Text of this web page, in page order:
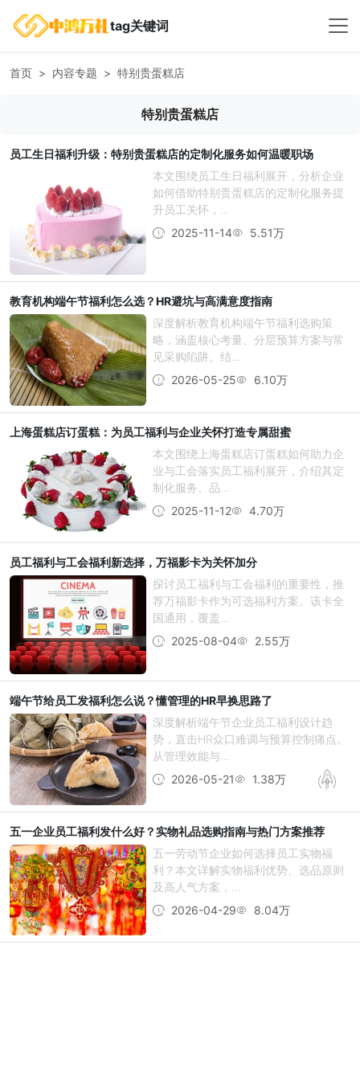
tag关键词
首页 内容专题 特别贵蛋糕店
特别贵蛋糕店
员工生日福利升级：特别贵蛋糕店的定制化服务如何温暖职场
本文围绕员工生日福利展开，分析企业
如何借助特别贵蛋糕店的定制化服务提
升员工关怀，...
2025-11-14
5.51万
教育机构端午节福利怎么选？HR避坑与高满意度指南
深度解析教育机构端午节福利选购策
略，涵盖核心考量、分层预算方案与常
见采购陷阱。结...
2026-05-25
6.10万
上海蛋糕店订蛋糕：为员工福利与企业关怀打造专属甜蜜
本文围绕上海蛋糕店订蛋糕如何助力企
业与工会落实员工福利展开，介绍其定
制化服务、品...
2025-11-12
4.70万
员工福利与工会福利新选择，万福影卡为关怀加分
探讨员工福利与工会福利的重要性，推
荐万福影卡作为可选福利方案。该卡全
国通用，覆盖...
2025-08-04
2.55万
端午节给员工发福利怎么说？懂管理的HR早换思路了
深度解析端午节企业员工福利设计趋
势，直击HR众口难调与预算控制痛点。
从管理效能与...
2026-05-21
1.38万
五一企业员工福利发什么好？实物礼品选购指南与热门方案推荐
五一劳动节企业如何选择员工实物福
利？本文详解实物福利优势、选品原则
及高人气方案，...
2026-04-29
8.04万